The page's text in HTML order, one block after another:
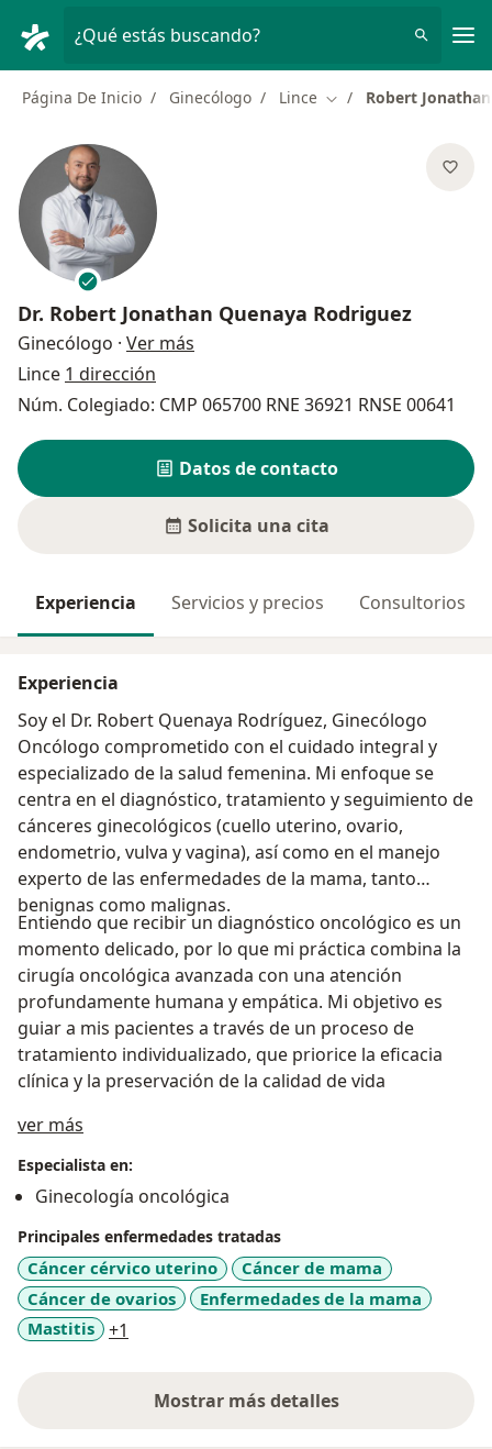
¿Qué estás buscando?
Página De Inicio Ginecólogo Lince Cambiar de ciudad
Robert
Dr. Robert Jonathan Quenaya Rodriguez
Ginecólogo · Ver más
Lince 1 dirección
Núm. Colegiado: CMP 065700 RNE 36921 RNSE 00641
Datos de contacto
Solicita una cita
Experiencia Servicios y precios Consultorios
Experiencia
Soy el Dr. Robert Quenaya Rodríguez, Ginecólogo
Oncólogo comprometido con el cuidado integral y
especializado de la salud femenina. Mi enfoque se
centra en el diagnóstico, tratamiento y seguimiento de
cánceres ginecológicos (cuello uterino, ovario,
endometrio, vulva y vagina), así como en el manejo
experto de las enfermedades de la mama, tanto
benignas como malignas.
​Entiendo que recibir un diagnóstico oncológico es un
momento delicado, por lo que mi práctica combina la
cirugía oncológica avanzada con una atención
profundamente humana y empática. Mi objetivo es
guiar a mis pacientes a través de un proceso de
tratamiento individualizado, que priorice la eficacia
clínica y la preservación de la calidad de vida
ver más
Especialista en:
Ginecología oncológica
Principales enfermedades tratadas
Cáncer cérvico uterino
Cáncer de mama
Cáncer de ovarios
Enfermedades de la mama
Mastitis
+1
Mostrar más detalles
sobre la experiencia